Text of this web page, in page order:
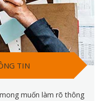
TIN
muốn làm rõ thông